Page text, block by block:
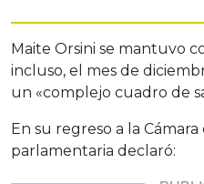
Maite Orsini se mantuvo
incluso, el mes de
un «complejo cuadro de
En su regreso a la
parlamentaria declaró: